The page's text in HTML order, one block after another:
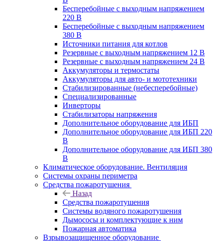
Бесперебойные с выходным напряжением
220 В
Бесперебойные с выходным напряжением
380 В
Источники питания для котлов
Резервные с выходным напряжением 12 В
Резервные с выходным напряжением 24 В
Аккумуляторы и термостаты
Аккумуляторы для авто- и мототехники
Стабилизированные (небесперебойные)
Специализированные
Инверторы
Стабилизаторы напряжения
Дополнительное оборудование для ИБП
Дополнительное оборудование для ИБП 220
В
Дополнительное оборудование для ИБП 380
В
Климатическое оборудование. Вентиляция
Системы охраны периметра
Средства пожаротушения
Назад
Средства пожаротушения
Системы водяного пожаротушения
Дымососы и комплектующие к ним
Пожарная автоматика
Взрывозащищенное оборудование